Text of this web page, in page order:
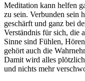
Meditation kann helfen
zu sein. Verbunden sein
geschärft und ganz bei
Verständnis für sich, die
Sinne sind Fühlen,
gehört auch die
Damit wird alles
und nichts mehr